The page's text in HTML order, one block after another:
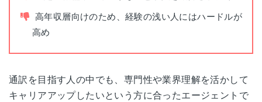
東京都千代田区紀尾井町4-1
F
高年収層向けのため、経験の浅い人にはハードルが
高め
通訳を目指す人の中でも、専門性や業界理解を活かして
キャリアアップしたいという方に合ったエージェントで